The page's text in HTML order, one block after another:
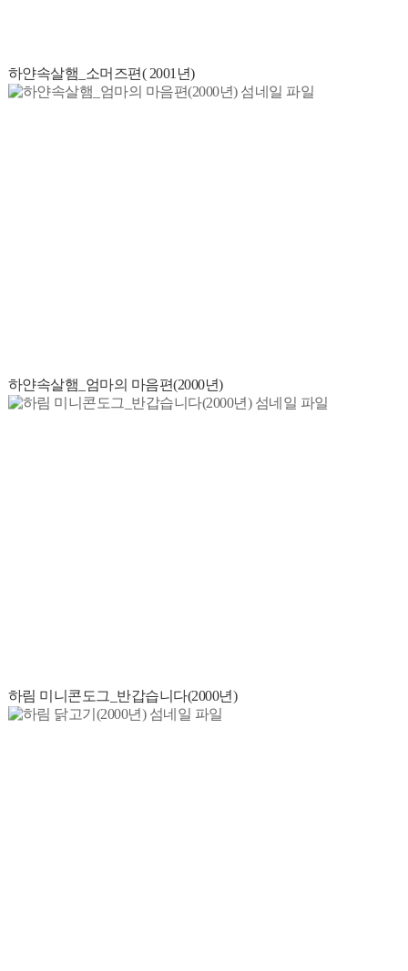
하얀속살햄_소머즈편( 2001년)
하얀속살햄_엄마의 마음편(2000년)
하림 미니콘도그_반갑습니다(2000년)